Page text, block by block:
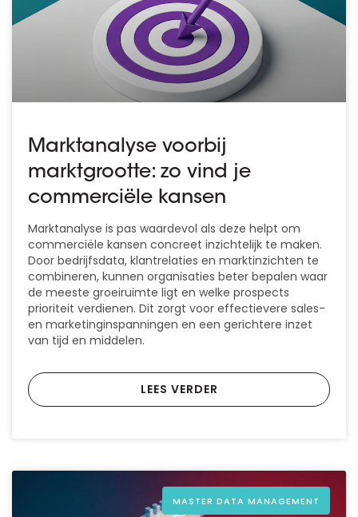
Marktanalyse voorbij
marktgrootte: zo vind je
commerciële kansen
Marktanalyse is pas waardevol als deze helpt om
commerciële kansen concreet inzichtelijk te maken.
Door bedrijfsdata, klantrelaties en marktinzichten te
combineren, kunnen organisaties beter bepalen waar
de meeste groeiruimte ligt en welke prospects
prioriteit verdienen. Dit zorgt voor effectievere sales-
en marketinginspanningen en een gerichtere inzet
van tijd en middelen.
LEES VERDER
MASTER DATA MANAGEMENT